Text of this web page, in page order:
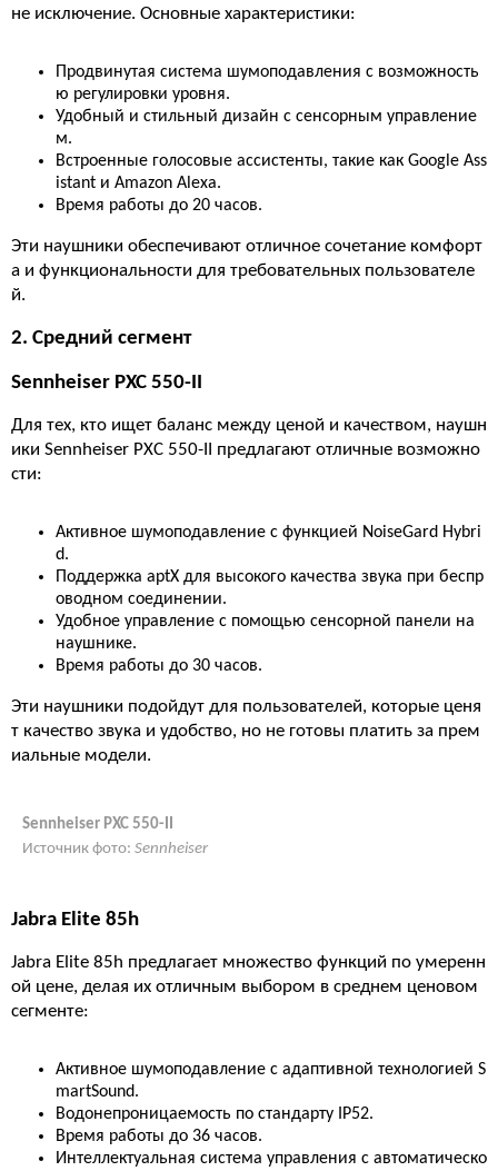
не исключение. Основные характеристики:
Продвинутая система шумоподавления с возможность
ю регулировки уровня.
Удобный и стильный дизайн с сенсорным управление
м.
Встроенные голосовые ассистенты, такие как Google Ass
istant и Amazon Alexa.
Время работы до 20 часов.
Эти наушники обеспечивают отличное сочетание комфорт
а и функциональности для требовательных пользователе
й.
2. Средний сегмент
Sennheiser PXC 550-II
Для тех, кто ищет баланс между ценой и качеством, наушн
ики Sennheiser PXC 550-II предлагают отличные возможно
сти:
Активное шумоподавление с функцией NoiseGard Hybri
d.
Поддержка aptX для высокого качества звука при беспр
оводном соединении.
Удобное управление с помощью сенсорной панели на
наушнике.
Время работы до 30 часов.
Эти наушники подойдут для пользователей, которые ценя
т качество звука и удобство, но не готовы платить за прем
иальные модели.
Sennheiser PXC 550-II
Источник фото: Sennheiser
Jabra Elite 85h
Jabra Elite 85h предлагает множество функций по умеренн
ой цене, делая их отличным выбором в среднем ценовом
сегменте:
Активное шумоподавление с адаптивной технологией S
martSound.
Водонепроницаемость по стандарту IP52.
Время работы до 36 часов.
Интеллектуальная система управления с автоматическо